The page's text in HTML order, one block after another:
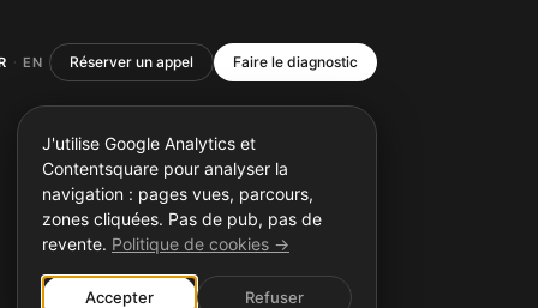
· EN Réserver un appel Faire le diagnostic
J'utilise Google Analytics et
Contentsquare pour analyser la
navigation : pages vues, parcours,
zones cliquées. Pas de pub, pas de
revente. Politique de cookies →
Accepter Refuser